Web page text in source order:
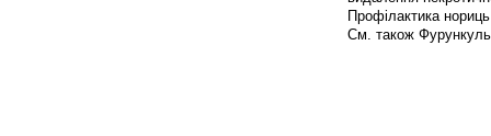
Профілактика
См. також